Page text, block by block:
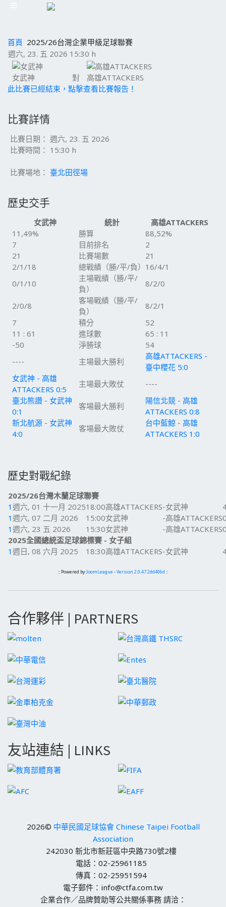
首頁 2025/26台灣企業甲級足球聯賽
週六, 23. 五 2026 15:30 h
女武神 對
高雄ATTACKERS
此比賽已經結束，點擊查看比賽報告！
比賽詳情
比賽日期： 週六, 23. 五 2026
比賽時間： 15:30 h
比賽場地： 臺北田徑場
歷史交手
女武神 統計
高雄ATTACKERS
11,49%
勝算
88,52%
7
目前排名
2
21
比賽場數
21
2/1/18
總戰績（勝/平/負） 16/4/1
0/1/10
主場戰績（勝/平/
負）
8/2/0
2/0/8
客場戰績（勝/平/
負）
8/2/1
7
積分
52
11 : 61
進球數
65 : 11
-50
淨勝球
54
----
主場最大勝利
高雄ATTACKERS -
臺中櫻花 5:0
女武神 - 高雄
ATTACKERS 0:5
主場最大敗仗
----
臺北熊讚 - 女武神
0:1
客場最大勝利
陽信北競 - 高雄
ATTACKERS 0:8
新北航源 - 女武神
4:0
客場最大敗仗
台中藍鯨 - 高雄
ATTACKERS 1:0
歷史對戰紀錄
2025/26台灣木蘭足球聯賽
1 週六, 01 十一月 202518:00高雄ATTACKERS-女武神
1 週六, 07 二月 2026 15:00女武神 -高雄ATTACKERS
1 週六, 23 五 2026 15:30女武神 -高雄ATTACKERS
2025全國總統盃足球錦標賽 - 女子組
1 週日, 08 六月 2025 18:30高雄ATTACKERS-女武神
:: Powered by JoomLeague -Version 2.0.47.2dd406d ::
合作夥伴 | PARTNERS
友站連結 | LINKS
2026© 中華民國足球協會 Chinese Taipei Football
Association
242030 新北市新莊區中央路730號2樓
電話：02-25961185
傳真：02-25951594
電子郵件：info@ctfa.com.tw
企業合作／品牌贊助等公共關係事務 請洽：